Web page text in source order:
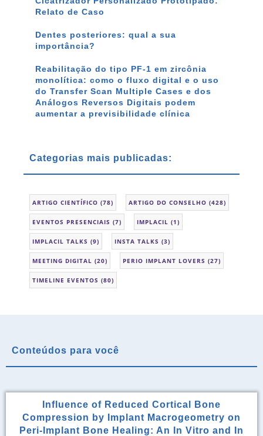
Relato de Caso
Dentes posteriores: qual a sua
importância?
Reabilitação do tipo PF-1 em zircônia
monolítica: como o fluxo digital e o uso
do Transfer Scan Multiple Cases e dos
Análogos Reversos Digitais podem
aumentar a previsibilidade clínica
Categorias mais publicadas:
ARTIGO CIENTÍFICO (78) ARTIGO DO CONSELHO (428)
EVENTOS PRESENCIAIS (7) IMPLACIL (1)
IMPLACIL TALKS (9) INSTA TALKS (3)
MEETING DIGITAL (20) PERIO IMPLANT LOVERS (27)
TIMELINE EVENTOS (80)
Conteúdos para você
Influence of Reduced Cortical Bone
Compression by Implant Macrogeometry on
Peri-Implant Bone Healing: An In Vitro and In